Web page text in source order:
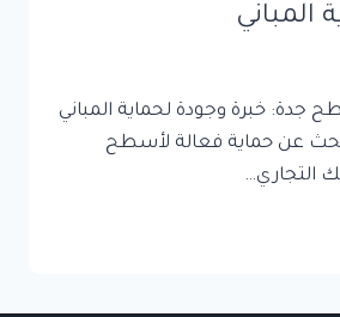
المباني
جدة: خبرة وجودة لحماية المباني
عن حماية فعالة لأسطح
التجاري…